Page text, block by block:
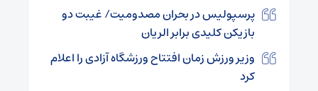
پرسپولیس در بحران مصدومیت/ غیبت دو
بازیکن کلیدی برابر الریان
وزیر ورزش زمان افتتاح ورزشگاه آزادی را اعلام
کرد